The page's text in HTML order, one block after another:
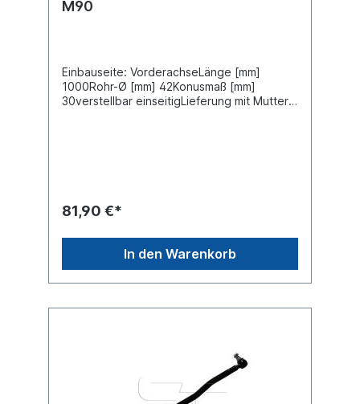
M90
Einbauseite: VorderachseLänge [mm]
1000Rohr-Ø [mm] 42Konusmaß [mm]
30verstellbar einseitigLieferung mit Muttern
81,90 €*
In den Warenkorb